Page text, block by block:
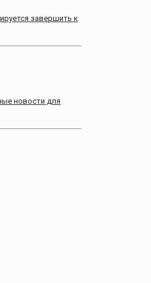
завершить к
новости для